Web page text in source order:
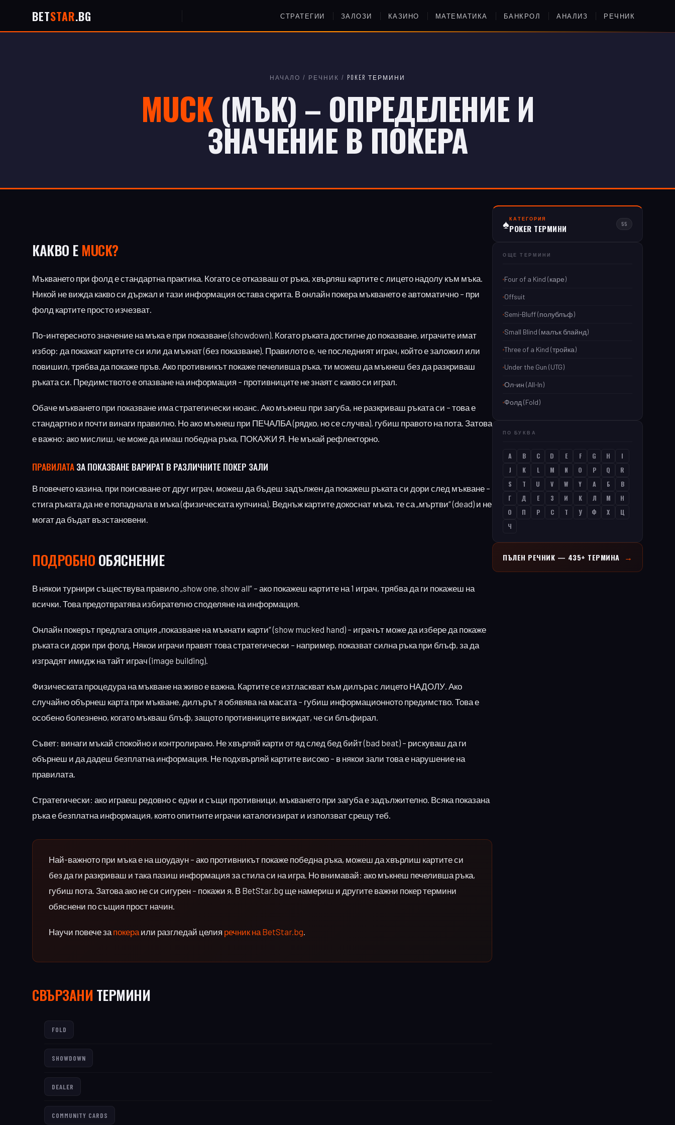
BETSTAR.BG СТРАТЕГИИ ЗАЛОЗИ КАЗИНО МАТЕМАТИКА БАНКРОЛ АНАЛИЗ РЕЧНИК
НАЧАЛО / РЕЧНИК / POKER ТЕРМИНИ
MUCK(МЪК) – ОПРЕДЕЛЕНИЕ И
ЗНАЧЕНИЕ В ПОКЕРА
КАКВО Е MUCK?
Мъкването при фолд е стандартна практика. Когато се отказваш от ръка, хвърляш картите с лицето надолу към мъка.
Никой не вижда какво си държал и тази информация остава скрита. В онлайн покера мъкването е автоматично – при
фолд картите просто изчезват.
По-интересното значение на мъка е при показване (showdown). Когато ръката достигне до показване, играчите имат
избор: да покажат картите си или да мъкнат (без показване). Правилото е, че последният играч, който е заложил или
повишил, трябва да покаже пръв. Ако противникът покаже печеливша ръка, ти можеш да мъкнеш без да разкриваш
ръката си. Предимството е опазване на информация – противниците не знаят с какво си играл.
Обаче мъкването при показване има стратегически нюанс. Ако мъкнеш при загуба, не разкриваш ръката си – това е
стандартно и почти винаги правилно. Но ако мъкнеш при ПЕЧАЛБА (рядко, но се случва), губиш правото на пота. Затова
е важно: ако мислиш, че може да имаш победна ръка, ПОКАЖИ Я. Не мъкай рефлекторно.
ПРАВИЛАТАЗА ПОКАЗВАНЕ ВАРИРАТ В РАЗЛИЧНИТЕ ПОКЕР ЗАЛИ
В повечето казина, при поискване от друг играч, можеш да бъдеш задължен да покажеш ръката си дори след мъкване –
стига ръката да не е попаднала в мъка (физическата купчина). Веднъж картите докоснат мъка, те са „мъртви“ (dead) и не
могат да бъдат възстановени.
ПОДРОБНО ОБЯСНЕНИЕ
В някои турнири съществува правило „show one, show all“ – ако покажеш картите на 1 играч, трябва да ги покажеш на
всички. Това предотвратява избирателно споделяне на информация.
Онлайн покерът предлага опция „показване на мъкнати карти“ (show mucked hand) – играчът може да избере да покаже
ръката си дори при фолд. Някои играчи правят това стратегически – например, показват силна ръка при блъф, за да
изградят имидж на тайт играч (image building).
Физическата процедура на мъкване на живо е важна. Картите се изтласкват към дилъра с лицето НАДОЛУ. Ако
случайно обърнеш карта при мъкване, дилърът я обявява на масата – губиш информационното предимство. Това е
особено болезнено, когато мъкваш блъф, защото противниците виждат, че си блъфирал.
Съвет: винаги мъкай спокойно и контролирано. Не хвърляй карти от яд след бед бийт (bad beat) – рискуваш да ги
обърнеш и да дадеш безплатна информация. Не подхвърляй картите високо – в някои зали това е нарушение на
правилата.
Стратегически: ако играеш редовно с едни и същи противници, мъкването при загуба е задължително. Всяка показана
ръка е безплатна информация, която опитните играчи каталогизират и използват срещу теб.
Най-важното при мъка е на шоудаун – ако противникът покаже победна ръка, можеш да хвърлиш картите си
без да ги разкриваш и така пазиш информация за стила си на игра. Но внимавай: ако мъкнеш печеливша ръка,
губиш пота. Затова ако не си сигурен – покажи я. В BetStar.bg ще намериш и другите важни покер термини
обяснени по същия прост начин.
Научи повече за покера или разгледай целия речник на BetStar.bg.
СВЪРЗАНИ ТЕРМИНИ
FOLD
SHOWDOWN
DEALER
COMMUNITY CARDS
♠КАТЕГОРИЯ
POKER ТЕРМИНИ 55
ОЩЕ ТЕРМИНИ
Four of a Kind (каре)
Offsuit
Semi-Bluff (полублъф)
Small Blind (малък блайнд)
Three of a Kind (тройка)
Under the Gun (UTG)
Ол-ин (All-In)
Фолд (Fold)
ПО БУКВА
A B C D E F G H
I
J
K L M N O P Q
R
S
T U V W Y А Б
В
Г
Д Е З И К Л М
Н
О
П Р С Т У Ф Х
Ц
Ч
ПЪЛЕН РЕЧНИК — 435+ ТЕРМИНА →